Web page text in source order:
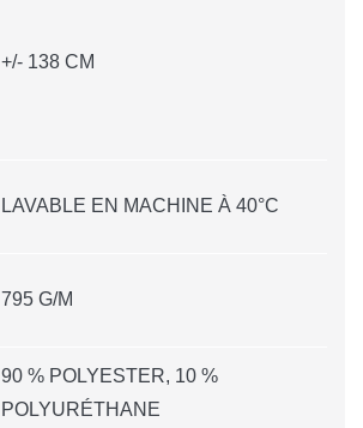
+/- 138 CM
LAVABLE EN MACHINE À 40°C
795 G/M
90 % POLYESTER, 10 %
POLYURÉTHANE